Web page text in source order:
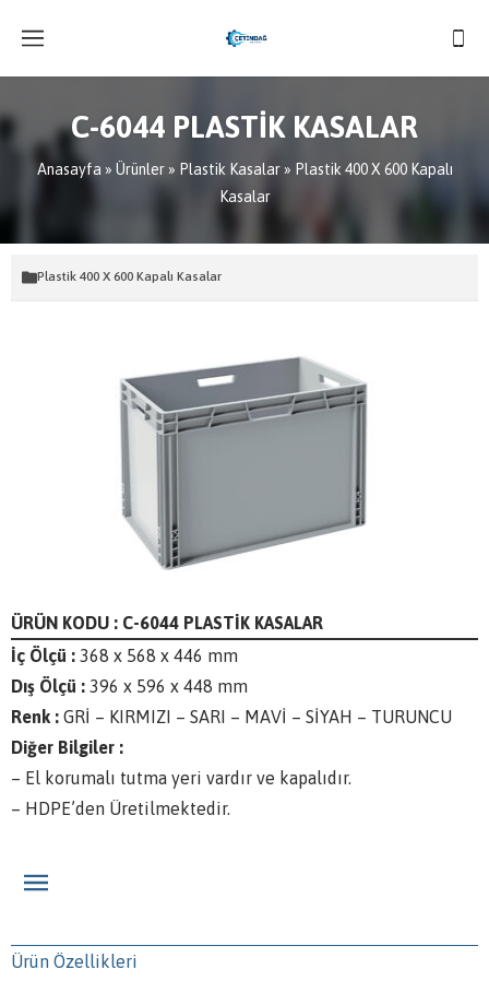
C-6044 PLASTİK KASALAR
Anasayfa » Ürünler» Plastik Kasalar» Plastik 400 X 600 Kapalı
Kasalar
Plastik 400 X 600 Kapalı Kasalar
ÜRÜN KODU : C-6044 PLASTİK KASALAR
İç Ölçü : 368 x 568 x 446 mm
Dış Ölçü : 396 x 596 x 448 mm
Renk : GRİ – KIRMIZI – SARI – MAVİ – SİYAH – TURUNCU
Diğer Bilgiler :
– El korumalı tutma yeri vardır ve kapalıdır.
– HDPE’den Üretilmektedir.
Ürün Özellikleri